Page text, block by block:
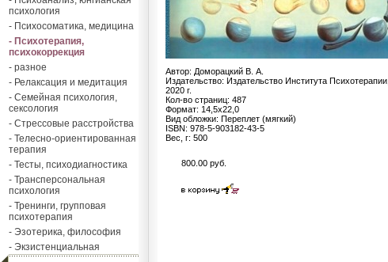
психология
- Психосоматика, медицина
- Психотерапия,
психокоррекция
- разное
- Релаксация и медитация
- Семейная психология,
сексология
- Стрессовые расстройства
- Телесно-ориентированная
терапия
- Тесты, психодиагностика
- Трансперсональная
психология
- Тренинги, групповая
психотерапия
- Эзотерика, философия
- Экзистенциальная
Автор: Доморацкий В. А.
Издательство: Издательство Института Психотерапии,
2020 г.
Кол-во страниц: 487
Формат: 14,5х22,0
Вид обложки: Переплет (мягкий)
ISBN: 978-5-903182-43-5
Вес, г: 500
800.00 руб.